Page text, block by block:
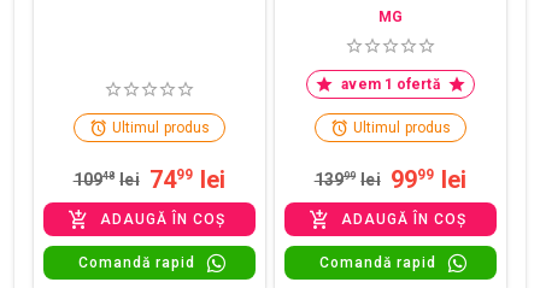
Ultimul produs
10948 lei 7499 lei
ADAUGĂ ÎN COȘ
Comandă rapid
MG
avem 1 ofertă
Ultimul produs
13999 lei 9999 lei
ADAUGĂ ÎN COȘ
Comandă rapid